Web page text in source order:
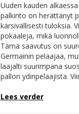
Uuden kauden
palkinto on herättänyt
kärsivällisesti tuloksia.
pokaaleja, mikä
Tämä saavutus on
Germainin pelaajaa,
laajalti suurimpana
pallon ydinpelaajista.
Lees verder